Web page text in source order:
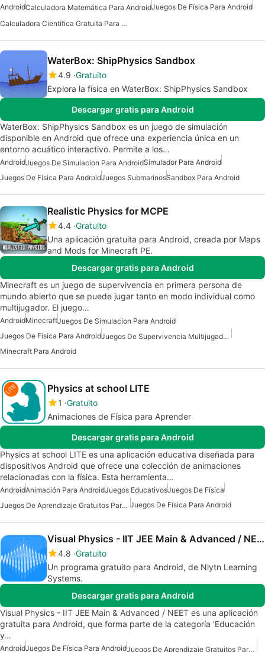
AndroidCalculadora Matemática Para AndroidJuegos De Física Para Android
Calculadora Científica Gratuita Para Android
WaterBox: ShipPhysics Sandbox
4.9 Gratuito
Explora la física en WaterBox: ShipPhysics Sandbox
Descargar gratis para Android
WaterBox: ShipPhysics Sandbox es un juego de simulación
disponible en Android que ofrece una experiencia única en un
entorno acuático interactivo. Permite a los…
AndroidJuegos De Simulacion Para AndroidSimulador Para Android
Juegos De Física Para AndroidJuegos SubmarinosSandbox Para Android
Realistic Physics for MCPE
4.4 Gratuito
Una aplicación gratuita para Android, creada por Maps
and Mods for Minecraft PE.
Descargar gratis para Android
Minecraft es un juego de supervivencia en primera persona de
mundo abierto que se puede jugar tanto en modo individual como
multijugador. El juego…
AndroidMinecraftJuegos De Simulacion Para Android
Juegos De Física Para Android
Juegos De Supervivencia Multijugador Gratis
Minecraft Para Android
Physics at school LITE
1 Gratuito
Animaciones de Física para Aprender
Descargar gratis para Android
Physics at school LITE es una aplicación educativa diseñada para
dispositivos Android que ofrece una colección de animaciones
relacionadas con la física. Esta herramienta…
AndroidAnimación Para AndroidJuegos EducativosJuegos De Física
Juegos De Aprendizaje Gratuitos Para Android Juegos De Física Para Android
Visual Physics - IIT JEE Main & Advanced / NEET
4.8 Gratuito
Un programa gratuito para Android, de Nlytn Learning
Systems.
Descargar gratis para Android
Visual Physics - IIT JEE Main & Advanced / NEET es una aplicación
gratuita para Android, que forma parte de la categoría 'Educación
y…
AndroidJuegos De Física Para Android Juegos De Aprendizaje Gratuitos Para Android